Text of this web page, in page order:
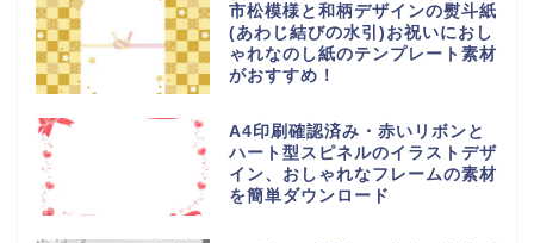
市松模様と和柄デザインの熨斗紙
(あわじ結びの水引)お祝いにおし
ゃれなのし紙のテンプレート素材
がおすすめ！
A4印刷確認済み・赤いリボンと
ハート型スピネルのイラストデザ
イン、おしゃれなフレームの素材
を簡単ダウンロード